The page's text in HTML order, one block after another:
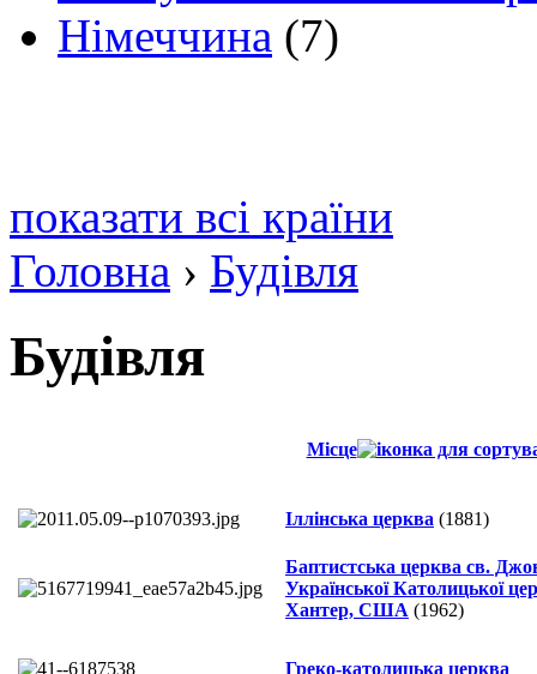
Німеччина (7)
показати всі країни
Головна › Будівля
Будівля
Місце
Іллінська церква (1881)
Баптистська церква св.
Української Католицької
Хантер, США (1962)
Греко-католицька церква